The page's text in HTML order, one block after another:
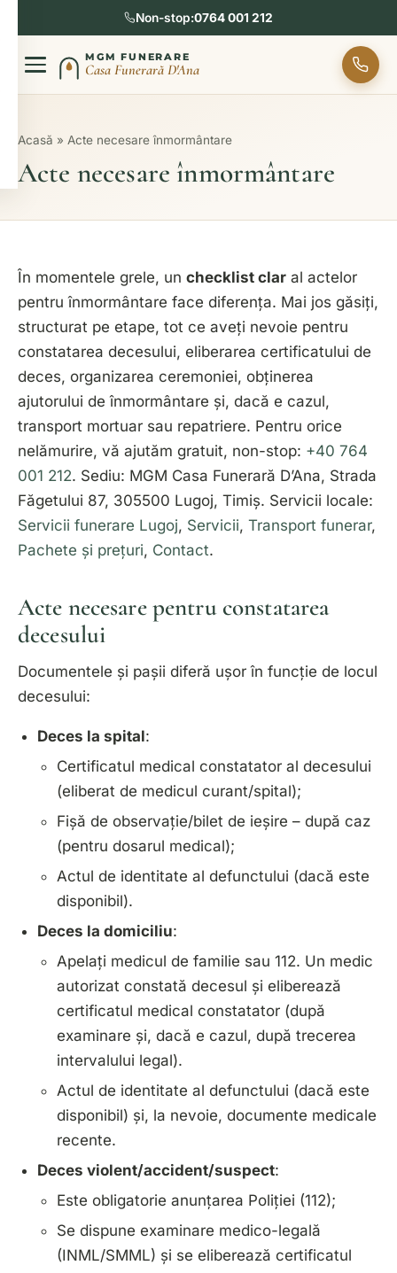
Non-stop:0764 001 212
MGM FUNERARE
Casa Funerară D'Ana
Acasă » Acte necesare înmormântare
Acte necesare înmormântare
În momentele grele, un checklist clar al actelor
pentru înmormântare face diferența. Mai jos găsiți,
structurat pe etape, tot ce aveți nevoie pentru
constatarea decesului, eliberarea certificatului de
deces, organizarea ceremoniei, obținerea
ajutorului de înmormântare și, dacă e cazul,
transport mortuar sau repatriere. Pentru orice
nelămurire, vă ajutăm gratuit, non-stop: +40 764
001 212. Sediu: MGM Casa Funerară D’Ana, Strada
Făgetului 87, 305500 Lugoj, Timiș. Servicii locale:
Servicii funerare Lugoj, Servicii, Transport funerar,
Pachete și prețuri, Contact.
Acte necesare pentru constatarea
decesului
Documentele și pașii diferă ușor în funcție de locul
decesului:
Deces la spital:
Certificatul medical constatator al decesului
(eliberat de medicul curant/spital);
Fișă de observație/bilet de ieșire – după caz
(pentru dosarul medical);
Actul de identitate al defunctului (dacă este
disponibil).
Deces la domiciliu:
Apelați medicul de familie sau 112. Un medic
autorizat constată decesul și eliberează
certificatul medical constatator (după
examinare și, dacă e cazul, după trecerea
intervalului legal).
Actul de identitate al defunctului (dacă este
disponibil) și, la nevoie, documente medicale
recente.
Deces violent/accident/suspect:
Este obligatorie anunțarea Poliției (112);
Se dispuneexaminare medico-legală
(INML/SMML) și se elibereazăcertificatul